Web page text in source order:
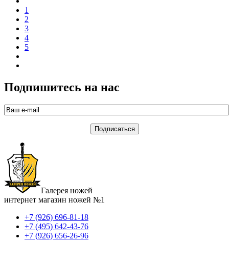
1
2
3
4
5
Подпишитесь на нас
Галерея ножей
интернет магазин ножей №1
+7 (926) 696-81-18
+7 (495) 642-43-76
+7 (926) 656-26-96